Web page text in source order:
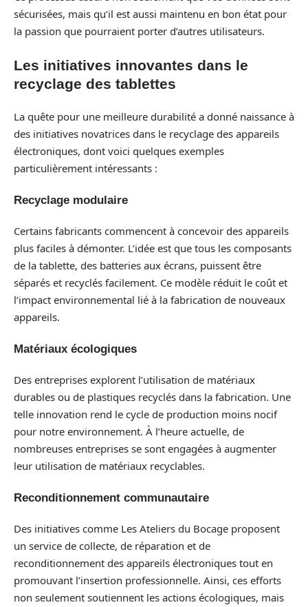
sécurisées, mais qu’il est aussi maintenu en bon état pour
la passion que pourraient porter d’autres utilisateurs.
Les initiatives innovantes dans le
recyclage des tablettes
La quête pour une meilleure durabilité a donné naissance à
des initiatives novatrices dans le recyclage des appareils
électroniques, dont voici quelques exemples
particulièrement intéressants :
Recyclage modulaire
Certains fabricants commencent à concevoir des appareils
plus faciles à démonter. L’idée est que tous les composants
de la tablette, des batteries aux écrans, puissent être
séparés et recyclés facilement. Ce modèle réduit le coût et
l’impact environnemental lié à la fabrication de nouveaux
appareils.
Matériaux écologiques
Des entreprises explorent l’utilisation de matériaux
durables ou de plastiques recyclés dans la fabrication. Une
telle innovation rend le cycle de production moins nocif
pour notre environnement. À l’heure actuelle, de
nombreuses entreprises se sont engagées à augmenter
leur utilisation de matériaux recyclables.
Reconditionnement communautaire
Des initiatives comme Les Ateliers du Bocage proposent
un service de collecte, de réparation et de
reconditionnement des appareils électroniques tout en
promouvant l’insertion professionnelle. Ainsi, ces efforts
non seulement soutiennent les actions écologiques, mais